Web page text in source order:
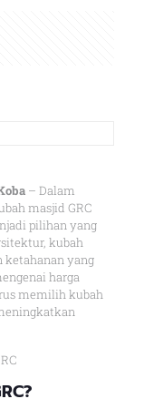
– Dalam
masjid GRC
pilihan yang
kubah
ketahanan yang
harga
memilih kubah